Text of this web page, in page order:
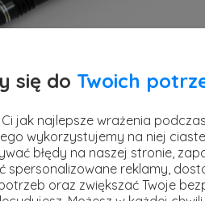
zweryfikować swój plan?
się do Twoich
jak najlepsze wrażenia
wykorzystujemy na niej
błędy na naszej stronie,
spersonalizowane reklamy,
oraz zwiększać Twoje